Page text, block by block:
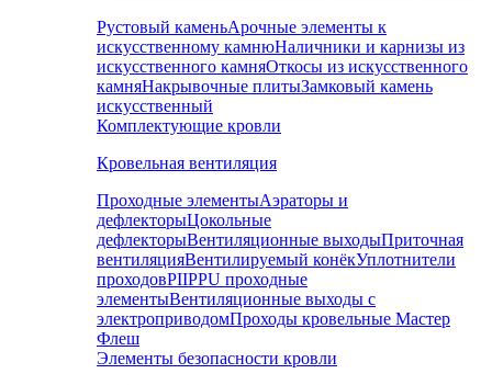
Рустовый каменьАрочные элементы к
искусственному камнюНаличники и карнизы из
искусственного камняОткосы из искусственного
камняНакрывочные плитыЗамковый камень
искусственный
Комплектующие кровли
Кровельная вентиляция
Проходные элементыАэраторы и
дефлекторыЦокольные
дефлекторыВентиляционные выходыПриточная
вентиляцияВентилируемый конёкУплотнители
проходовPIIPPU проходные
элементыВентиляционные выходы с
электроприводомПроходы кровельные Мастер
Флеш
Элементы безопасности кровли